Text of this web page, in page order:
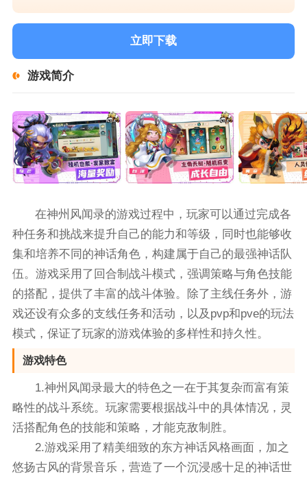
立即下载
游戏简介
在神州风闻录的游戏过程中，玩家可以通过完成各
种任务和挑战来提升自己的能力和等级，同时也能够收
集和培养不同的神话角色，构建属于自己的最强神话队
伍。游戏采用了回合制战斗模式，强调策略与角色技能
的搭配，提供了丰富的战斗体验。除了主线任务外，游
戏还设有众多的支线任务和活动，以及pvp和pve的玩法
模式，保证了玩家的游戏体验的多样性和持久性。
游戏特色
1.神州风闻录最大的特色之一在于其复杂而富有策
略性的战斗系统。玩家需要根据战斗中的具体情况，灵
活搭配角色的技能和策略，才能克敌制胜。
2.游戏采用了精美细致的东方神话风格画面，加之
悠扬古风的背景音乐，营造了一个沉浸感十足的神话世